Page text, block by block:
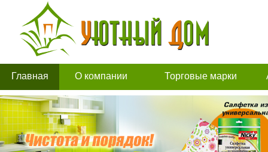
Главная О компании Торговые марки